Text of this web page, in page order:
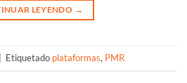
LEYENDO →
Etiquetado plataformas, PMR